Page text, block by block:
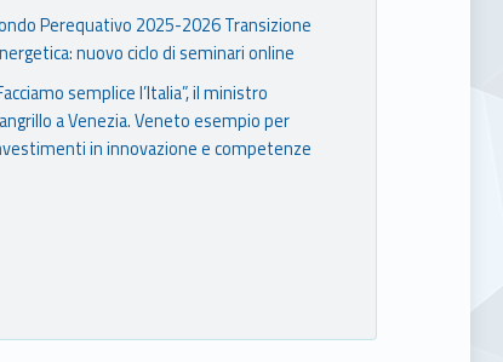
Perequativo 2025-2026 Transizione
nuovo ciclo di seminari online
semplice l’Italia”, il ministro
a Venezia. Veneto esempio per
in innovazione e competenze